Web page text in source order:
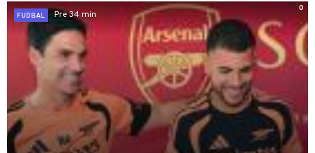
0
FUDBAL
Pre 34 min